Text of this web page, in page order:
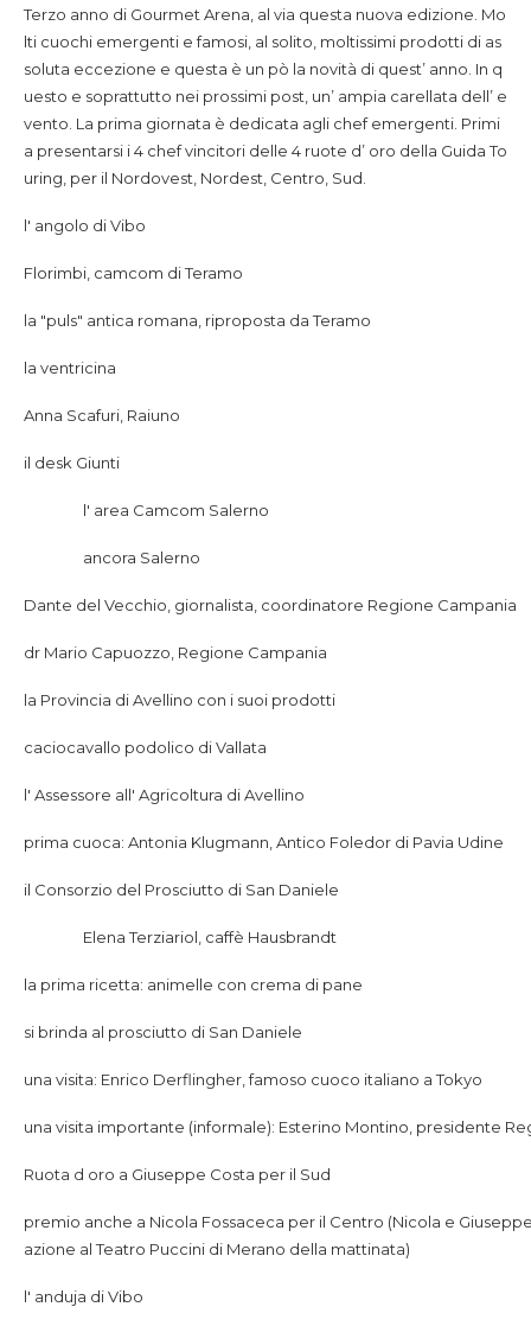
Terzo anno di Gourmet Arena, al via questa nuova edizione. Mo
lti cuochi emergenti e famosi, al solito, moltissimi prodotti di as
soluta eccezione e questa è un pò la novità di quest’ anno. In q
uesto e soprattutto nei prossimi post, un’ ampia carellata dell’ e
vento. La prima giornata è dedicata agli chef emergenti. Primi
a presentarsi i 4 chef vincitori delle 4 ruote d’ oro della Guida To
uring, per il Nordovest, Nordest, Centro, Sud.
l' angolo di Vibo
Florimbi, camcom di Teramo
la "puls" antica romana, riproposta da Teramo
la ventricina
Anna Scafuri, Raiuno
il desk Giunti
l' area Camcom Salerno
ancora Salerno
Dante del Vecchio, giornalista, coordinatore Regione Campania
dr Mario Capuozzo, Regione Campania
la Provincia di Avellino con i suoi prodotti
caciocavallo podolico di Vallata
l' Assessore all' Agricoltura di Avellino
prima cuoca: Antonia Klugmann, Antico Foledor di Pavia Udine
il Consorzio del Prosciutto di San Daniele
Elena Terziariol, caffè Hausbrandt
la prima ricetta: animelle con crema di pane
si brinda al prosciutto di San Daniele
una visita: Enrico Derflingher, famoso cuoco italiano a Tokyo
una visita importante (informale): Esterino Montino, presidente
Ruota d oro a Giuseppe Costa per il Sud
premio anche a Nicola Fossaceca per il Centro (Nicola e
azione al Teatro Puccini di Merano della mattinata)
l' anduja di Vibo